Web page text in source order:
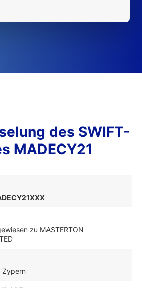
des SWIFT-
MADECY21
zu MASTERTON
Zypern